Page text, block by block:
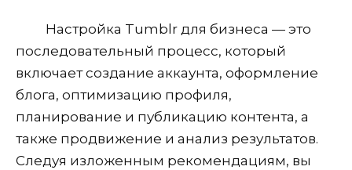
Настройка Tumblr для бизнеса — это
последовательный процесс, который
включает создание аккаунта, оформление
блога, оптимизацию профиля,
планирование и публикацию контента, а
также продвижение и анализ результатов.
Следуя изложенным рекомендациям, вы